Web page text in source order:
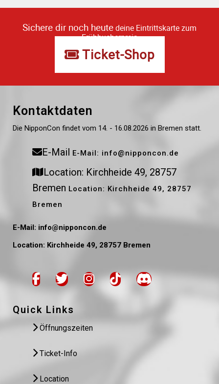
Sichere dir noch heutedeine Eintrittskarte zum
Frühbucherpreis
Ticket-Shop
Kontaktdaten
Die NipponCon findet vom 14. - 16.08.2026 in Bremen statt.
E-Mail E-Mail: info@nipponcon.de
Location: Kirchheide 49, 28757
Bremen Location: Kirchheide 49, 28757
Bremen
E-Mail: info@nipponcon.de
Location: Kirchheide 49, 28757 Bremen
Quick Links
Öffnungszeiten
Ticket-Info
Location